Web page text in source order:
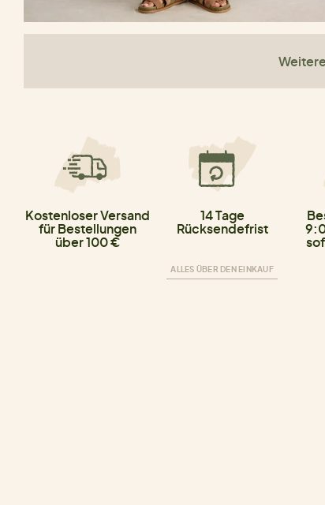
Kostenloser Versand
für Bestellungen
über 100 €
14 Tage
Rücksendefrist
ALLES ÜBER DEN EINKAUF